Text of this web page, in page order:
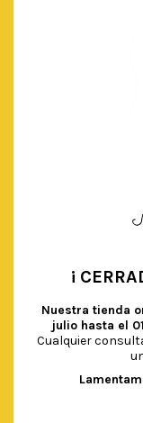
¡
Nuestra tienda
julio hasta el
Cualquier